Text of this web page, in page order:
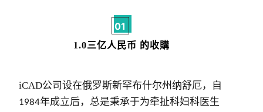
01
1.0三亿人民币 的收購
iCAD公司设在俄罗斯新罕布什尔州纳舒厄，自
1984年成立后，总是秉承于为牵扯科妇科医生